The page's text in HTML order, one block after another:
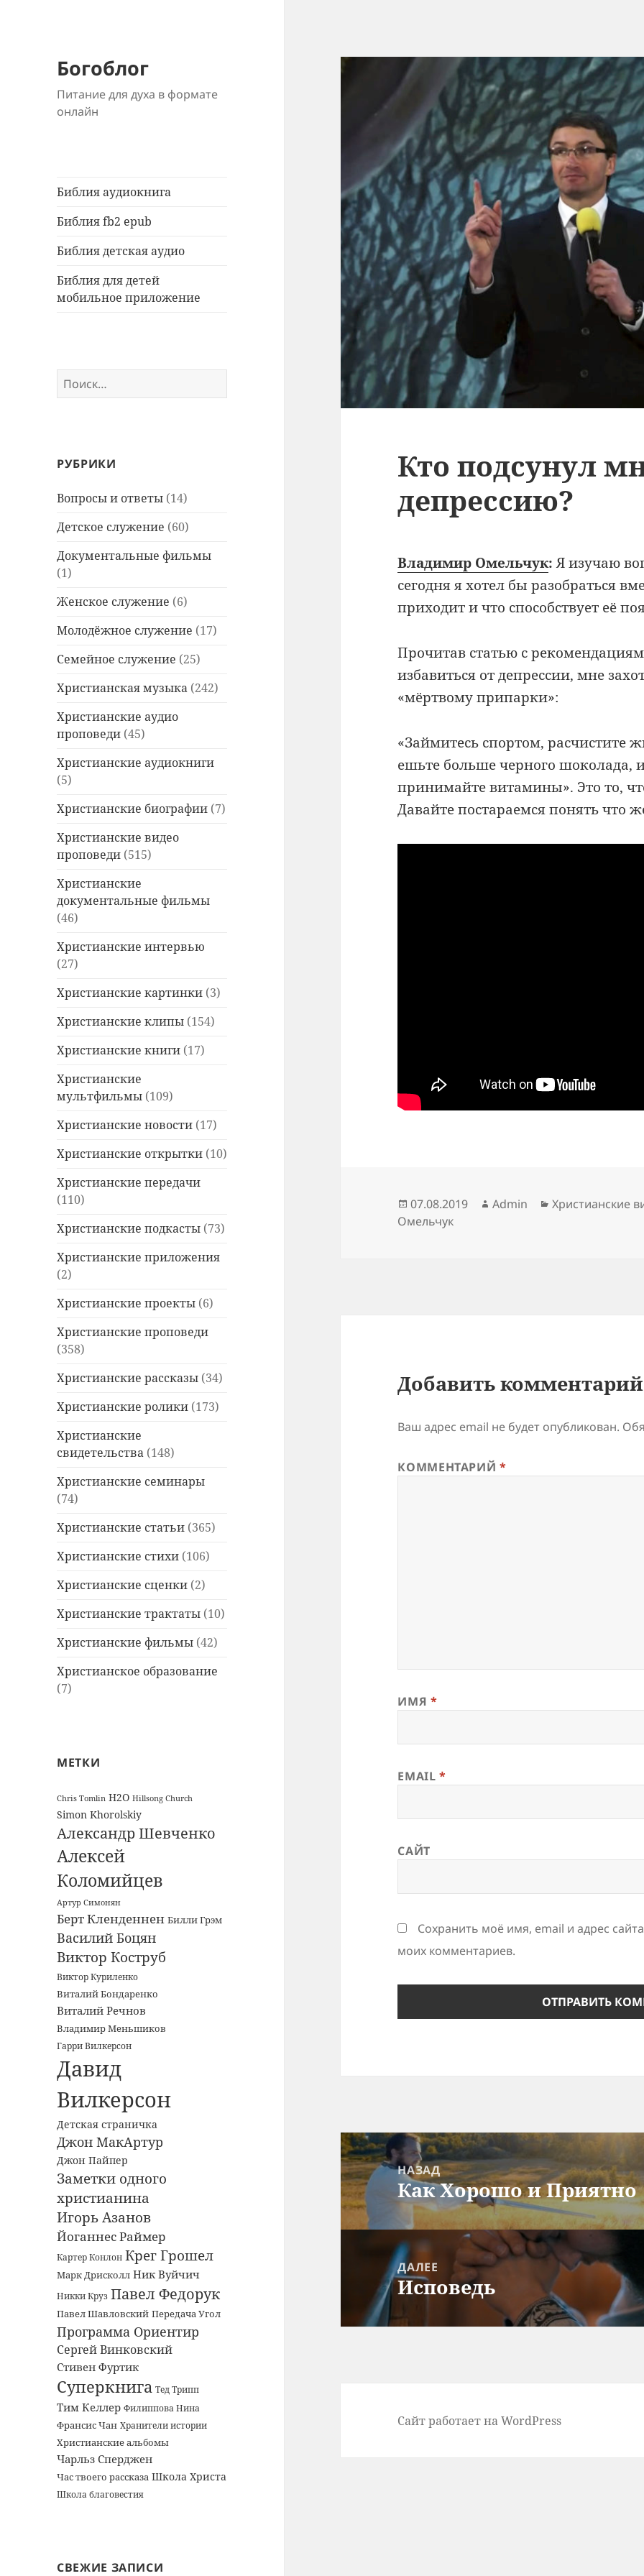
Богоблог
Питание для духа в формате
онлайн
Библия аудиокнига
Библия fb2 epub
Библия детская аудио
Библия для детей
мобильное приложение
Найти:
РУБРИКИ
Вопросы и ответы (14)
Детское служение (60)
Документальные фильмы
(1)
Женское служение (6)
Молодёжное служение (17)
Семейное служение (25)
Христианская музыка (242)
Христианские аудио
проповеди (45)
Христианские аудиокниги
(5)
Христианские биографии (7)
Христианские видео
проповеди (515)
Христианские
документальные фильмы
(46)
Христианские интервью
(27)
Христианские картинки (3)
Христианские клипы (154)
Христианские книги (17)
Христианские
мультфильмы (109)
Христианские новости (17)
Христианские открытки (10)
Христианские передачи
(110)
Христианские подкасты (73)
Христианские приложения
(2)
Христианские проекты (6)
Христианские проповеди
(358)
Христианские рассказы (34)
Христианские ролики (173)
Христианские
свидетельства (148)
Христианские семинары
(74)
Христианские статьи (365)
Христианские стихи (106)
Христианские сценки (2)
Христианские трактаты (10)
Христианские фильмы (42)
Христианское образование
(7)
МЕТКИ
Chris Tomlin H2O Hillsong Church
Simon Khorolskiy
Александр Шевченко
Алексей
Коломийцев
Артур Симонян
Берт Кленденнен Билли Грэм
Василий Боцян
Виктор Коструб
Виктор Куриленко
Виталий Бондаренко
Виталий Речнов
Владимир Меньшиков
Гарри Вилкерсон
Давид
Вилкерсон
Детская страничка
Джон МакАртур
Джон Пайпер
Заметки одного
христианина
Игорь Азанов
Йоганнес Раймер
Картер Конлон Крег Грошел
Марк Дрисколл Ник Вуйчич
Никки Круз Павел Федорук
Павел Шавловский Передача Угол
Программа Ориентир
Сергей Винковский
Стивен Фуртик
Суперкнига Тед Трипп
Тим Келлер Филиппова Нина
Франсис Чан Хранители истории
Христианские альбомы
Чарльз Сперджен
Час твоего рассказа Школа Христа
Школа благовестия
СВЕЖИЕ ЗАПИСИ
Кто подсунул
депрессию?
Владимир Омельчук:Я изучаю
сегодня я хотел бы разобраться
приходит и что способствует её
Прочитав статью с
избавиться от депрессии, мне
«мёртвому припарки»:
«Займитесь спортом, расчистите
ешьте больше черного шоколада,
принимайте витамины». Это то,
Давайте постараемся понять что
Опубликовано
07.08.2019 Автор
Admin Рубрики
Христианские
Омельчук
Добавить комментарий
Ваш адрес email не будет опубликован.
КОММЕНТАРИЙ*
ИМЯ *
EMAIL*
САЙТ
Сохранить моё имя, email и адрес
моих комментариев.
Навигация
по
записям
НАЗАД
Предыдущая
запись:
Как Хорошо и Приятно
ДАЛЕЕ
Следующая
Исповедь
Сайт работает на WordPress